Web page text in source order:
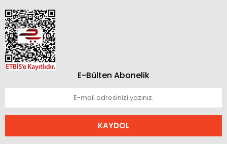
E-Bülten Abonelik
KAYDOL